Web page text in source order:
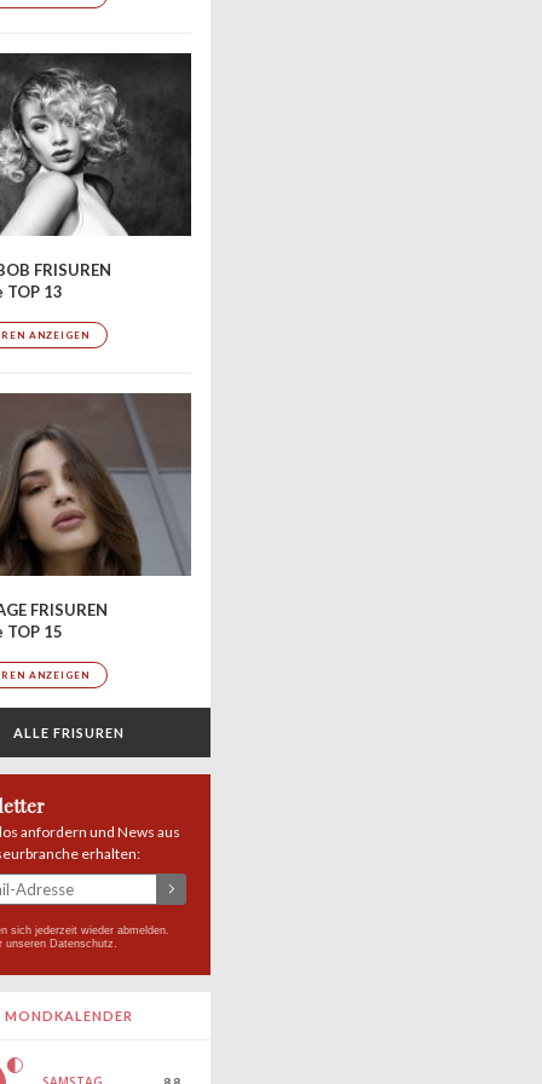
FRISUREN
TOP 13
ANZEIGEN
FRISUREN
TOP 15
ANZEIGEN
ALLE FRISUREN
anfordern und News aus
erhalten:
sich jederzeit wieder abmelden.
unseren Datenschutz.
MONDKALENDER